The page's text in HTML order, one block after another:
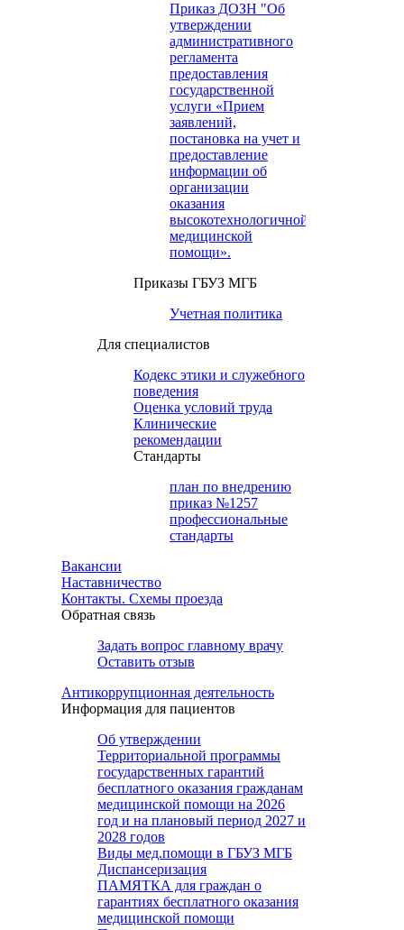
Приказ ДОЗН "Об
утверждении
административного
регламента
предоставления
государственной
услуги «Прием
заявлений,
постановка на учет и
предоставление
информации об
организации
оказания
высокотехнологичной
медицинской
помощи».
Приказы ГБУЗ МГБ
Учетная политика
Для специалистов
Кодекс этики и служебного
поведения
Оценка условий труда
Клинические
рекомендации
Cтандарты
план по внедрению
приказ №1257
профессиональные
стандарты
Вакансии
Наставничество
Контакты. Схемы проезда
Обратная связь
Задать вопрос главному врачу
Оставить отзыв
Антикоррупционная деятельность
Информация для пациентов
Об утверждении
Территориальной программы
государственных гарантий
бесплатного оказания гражданам
медицинской помощи на 2026
год и на плановый период 2027 и
2028 годов
Виды мед.помощи в ГБУЗ МГБ
Диспансеризация
ПАМЯТКА для граждан о
гарантиях бесплатного оказания
медицинской помощи